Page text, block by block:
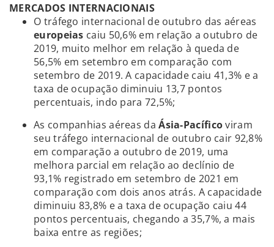
MERCADOS INTERNACIONAIS
O tráfego internacional de outubro das aéreas
europeias caiu 50,6% em relação a outubro de
2019, muito melhor em relação à queda de
56,5% em setembro em comparação com
setembro de 2019. A capacidade caiu 41,3% e a
taxa de ocupação diminuiu 13,7 pontos
percentuais, indo para 72,5%;
As companhias aéreas daÁsia-Pacíficoviram
seu tráfego internacional de outubro cair 92,8%
em comparação a outubro de 2019, uma
melhora parcial em relação ao declínio de
93,1% registrado em setembro de 2021 em
comparação com dois anos atrás. A capacidade
diminuiu 83,8% e a taxa de ocupação caiu 44
pontos percentuais, chegando a 35,7%, a mais
baixa entre as regiões;